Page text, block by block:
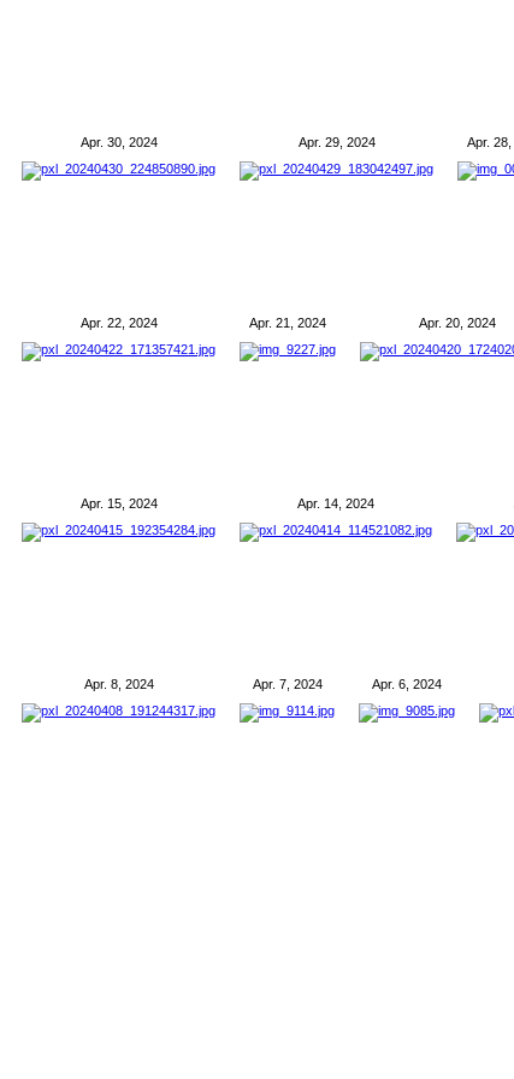
Apr. 30, 2024 Apr. 29, 2024 Apr.
Apr. 22, 2024 Apr. 21, 2024 Apr. 20, 2024
Apr. 15, 2024 Apr. 14, 2024
Apr. 8, 2024 Apr. 7, 2024 Apr. 6, 2024